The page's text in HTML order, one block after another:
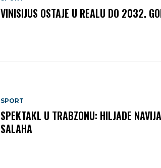
VINISIJUS OSTAJE U REALU DO 2032.
SPORT
SPEKTAKL U TRABZONU: HILJADE
SALAHA